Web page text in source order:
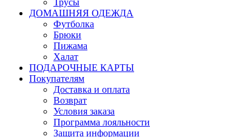
Трусы
ДОМАШНЯЯ ОДЕЖДА
Футболка
Брюки
Пижама
Халат
ПОДАРОЧНЫЕ КАРТЫ
Покупателям
Доставка и оплата
Возврат
Условия заказа
Программа лояльности
Защита информации